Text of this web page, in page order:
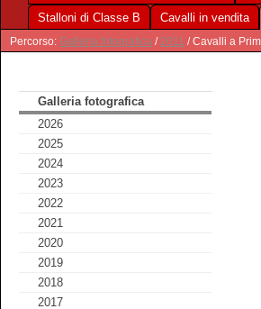
Stalloni di Classe B
Cavalli in vendita
Percorso: Galleria fotografica /2011 / Cavalli a
Galleria fotografica
2026
2025
2024
2023
2022
2021
2020
2019
2018
2017